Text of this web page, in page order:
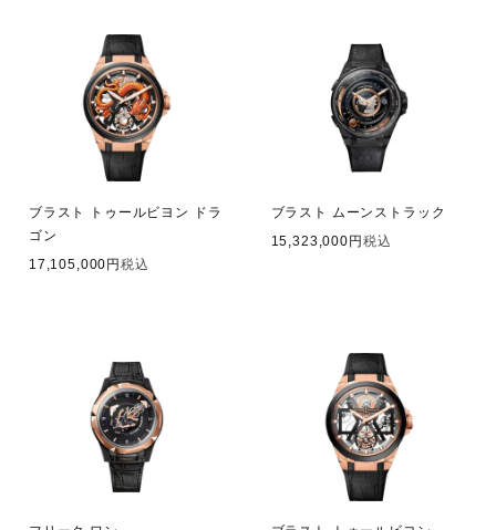
ブラスト トゥールビヨン ドラ
ゴン
17,105,000
税込
ブラスト ムーンストラック
15,323,000
税込